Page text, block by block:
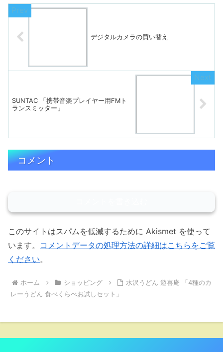
デジタルカメラの買い替え
SUNTAC 「携帯音楽プレイヤー用FMト
ランスミッター」
コメント
このサイトはスパムを低減するために Akismet を使って
います。 コメントデータの処理方法の詳細はこちらをご覧
ください。
ホーム ショッピング
水沢うどん 遊喜庵 「4種のカ
レーうどん 食べくらべお試しセット」